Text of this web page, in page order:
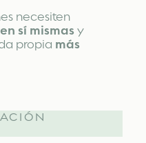
necesiten
sí mismasy
propia más